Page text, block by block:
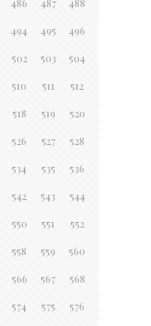
486 487 488
494 495 496
502 503 504
510 511 512
518 519 520
526 527 528
534 535 536
542 543 544
550 551 552
558 559 560
566 567 568
574 575 576